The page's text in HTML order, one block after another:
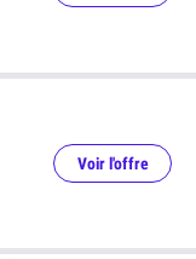
Voir l'offre